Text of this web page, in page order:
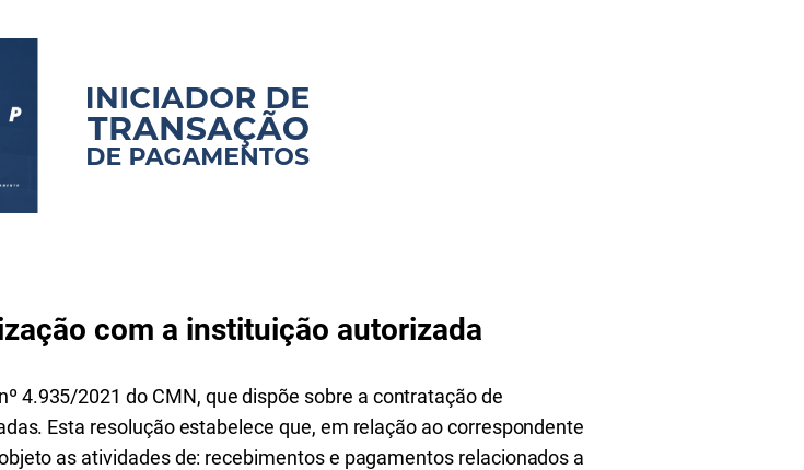
com a instituição autorizada
4.935/2021 do CMN, que dispõe sobre a contratação de
Esta resolução estabelece que, em relação ao correspondente
as atividades de: recebimentos e pagamentos relacionados a